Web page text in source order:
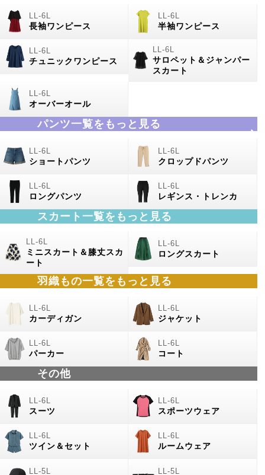
長袖ワンピース 半袖ワンピース
チュニックワンピース
サロペット＆ジャンパー
スカート
オーバーオール
パンツ一覧をもっと見る
ショートパンツ クロップドパンツ
ロングパンツ レギンス・トレンカ
スカート一覧をもっと見る
ミニスカート＆膝丈スカ
ート
ロングスカート
羽織もの一覧をもっと見る
カーディガン ジャケット
パーカー コート
その他
スーツ スポーツウェア
ツイン＆セット ルームウェア